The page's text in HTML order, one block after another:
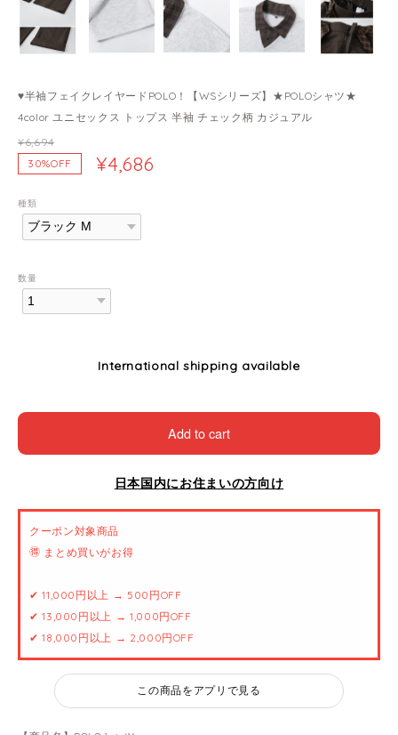
♥半袖フェイクレイヤードPOLO！【WSシリーズ】★POLOシャツ★
4color ユニセックス トップス 半袖 チェック柄 カジュアル
¥6,694
30%OFF
¥4,686
種類
数量
International shipping available
Add to cart
日本国内にお住まいの方向け
クーポン対象商品
🉐 まとめ買いがお得
✔ 11,000円以上 → 500円OFF
✔ 13,000円以上 → 1,000円OFF
✔ 18,000円以上 → 2,000円OFF
この商品をアプリで見る